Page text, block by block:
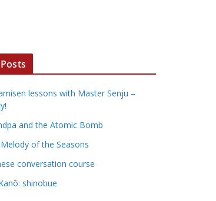
lessons with Master Senju –
and the Atomic Bomb
of the Seasons
conversation course
shinobue